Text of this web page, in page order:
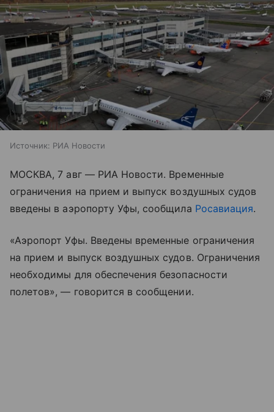
Источник: РИА Новости
МОСКВА, 7 авг — РИА Новости. Временные
ограничения на прием и выпуск воздушных судов
введены в аэропорту Уфы, сообщила Росавиация.
«Аэропорт Уфы. Введены временные ограничения
на прием и выпуск воздушных судов.‍‍‍ Ограничения
необходимы для обеспечения безопасности
полетов», — говорится в сообщении.